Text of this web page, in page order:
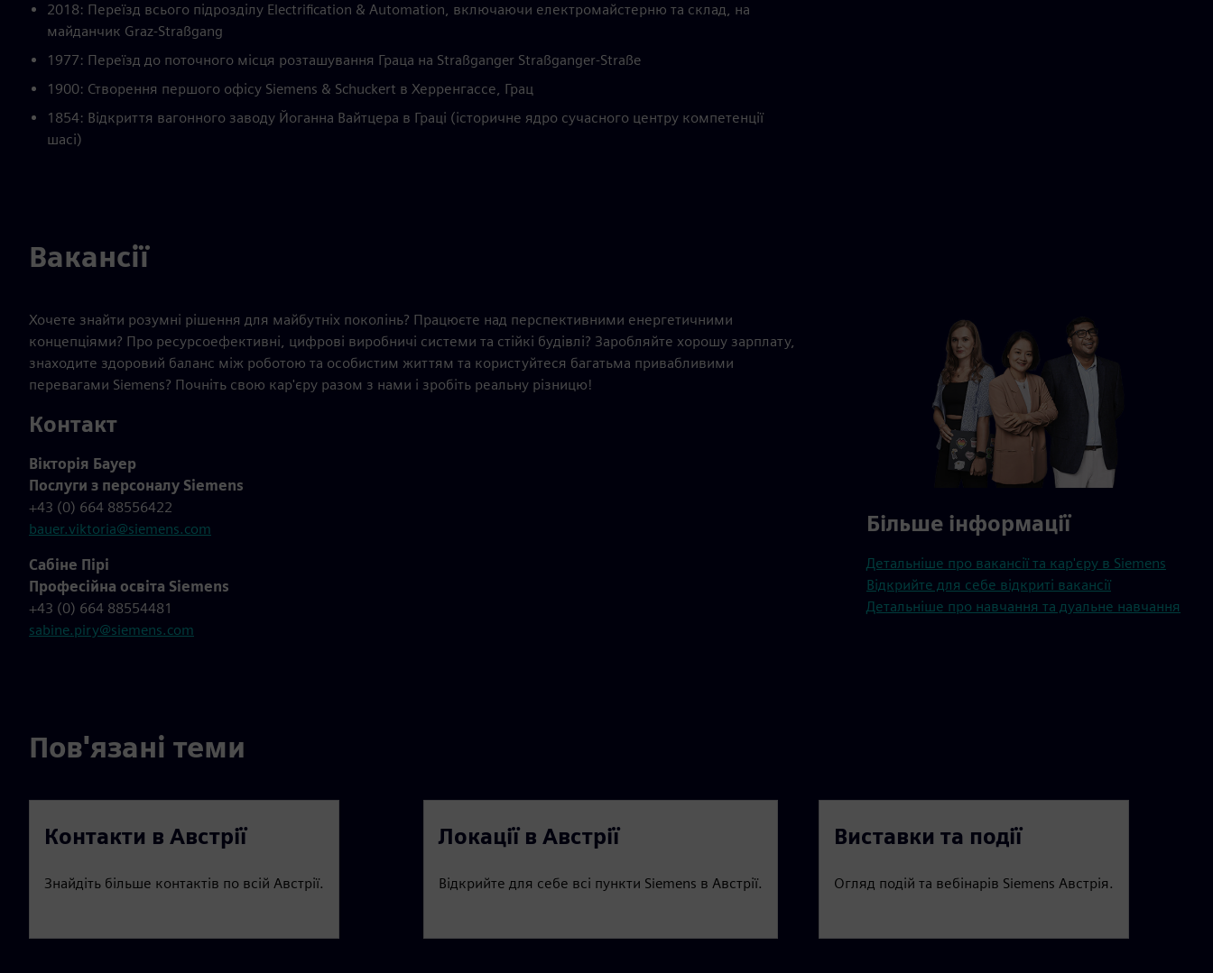
2018: Переїзд всього підрозділу Electrification & Automation, включаючи електромайстерню та склад, на
майданчик Graz-Straßgang
1977: Переїзд до поточного місця розташування Граца на Straßganger Straßganger-Straße
1900: Створення першого офісу Siemens & Schuckert в Херренгассе, Грац
1854: Відкриття вагонного заводу Йоганна Вайтцера в Граці (історичне ядро сучасного центру компетенції
шасі)
Вакансії
Хочете знайти розумні рішення для майбутніх поколінь? Працюєте над перспективними енергетичними
концепціями? Про ресурсоефективні, цифрові виробничі системи та стійкі будівлі? Заробляйте хорошу зарплату,
знаходите здоровий баланс між роботою та особистим життям та користуйтеся багатьма привабливими
перевагами Siemens? Почніть свою кар'єру разом з нами і зробіть реальну різницю!
Контакт
Вікторія Бауер
Послуги з персоналу Siemens
+43 (0) 664 88556422
bauer.viktoria@siemens.com
Сабіне Пірі
Професійна освіта Siemens
+43 (0) 664 88554481
sabine.piry@siemens.com
Більше інформації
Детальніше про вакансії та кар'єру в Siemens
Відкрийте для себе відкриті вакансії
Детальніше про навчання та дуальне навчання
Пов'язані теми
Контакти в Австрії
Знайдіть більше контактів по всій Австрії.
Локації в Австрії
Відкрийте для себе всі пункти Siemens в Австрії.
Виставки та події
Огляд подій та вебінарів Siemens Австрія.